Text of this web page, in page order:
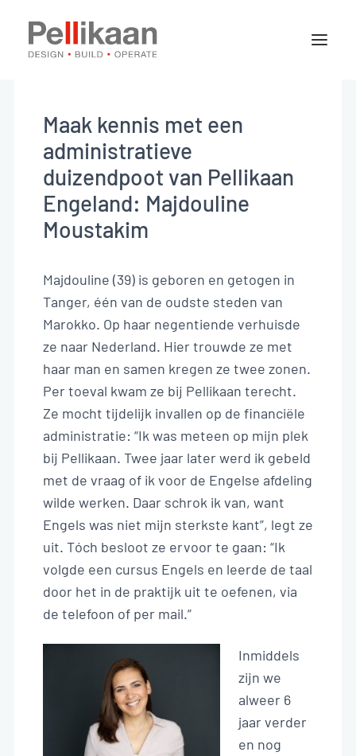
Expertises
Projecten
Nieuws
Contact
Vacatures
Stages
NL
Maak kennis met een
administratieve
duizendpoot van Pellikaan
Engeland: Majdouline
Moustakim
Majdouline (39) is geboren en getogen in
Tanger, één van de oudste steden van
Marokko. Op haar negentiende verhuisde
ze naar Nederland. Hier trouwde ze met
haar man en samen kregen ze twee zonen.
Per toeval kwam ze bij Pellikaan terecht.
Ze mocht tijdelijk invallen op de financiële
administratie: “Ik was meteen op mijn plek
bij Pellikaan. Twee jaar later werd ik gebeld
met de vraag of ik voor de Engelse afdeling
wilde werken. Daar schrok ik van, want
Engels was niet mijn sterkste kant”, legt ze
uit. Tóch besloot ze ervoor te gaan: “Ik
volgde een cursus Engels en leerde de taal
door het in de praktijk uit te oefenen, via
de telefoon of per mail.”
Inmiddels
zijn we
alweer 6
jaar verder
en nog